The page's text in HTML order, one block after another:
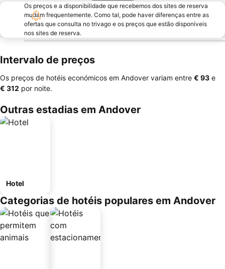
Os preços e a disponibilidade que recebemos dos sites de reserva
mudam frequentemente. Como tal, pode haver diferenças entre as
ofertas que consulta no trivago e os preços que estão disponíveis
nos sites de reserva.
Intervalo de preços
Os preços de hotéis económicos em Andover variam entre ‎€ 93 e
‎€ 312 por noite.
Outras estadias em Andover
Hotel
Categorias de hotéis populares em Andover